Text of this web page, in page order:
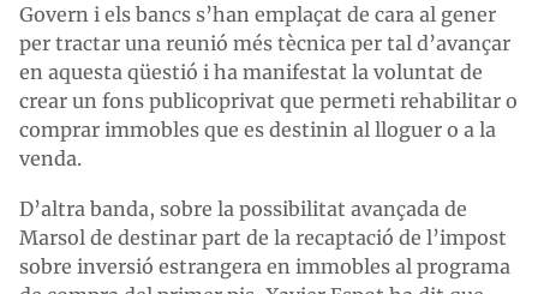
Govern i els bancs s’han emplaçat de cara al gener
per tractar una reunió més tècnica per tal d’avançar
en aquesta qüestió i ha manifestat la voluntat de
crear un fons publicoprivat que permeti rehabilitar o
comprar immobles que es destinin al lloguer o a la
venda.
D’altra banda, sobre la possibilitat avançada de
Marsol de destinar part de la recaptació de l’impost
sobre inversió estrangera en immobles al programa